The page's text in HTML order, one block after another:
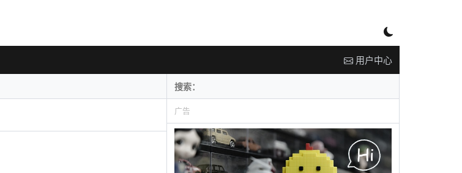
用户中心
广告